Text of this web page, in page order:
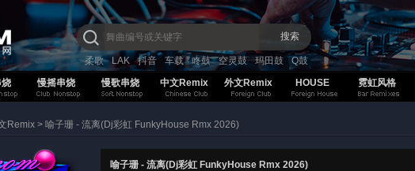
搜索
柔歌 LAK 抖音 车载 咚鼓 空灵鼓 玛田鼓 Q鼓
慢摇串烧 慢歌串烧 中文Remix 外文Remix HOUSE 霓虹风格
Remix > 喻子珊 - 流离(Dj彩虹 FunkyHouse Rmx 2026)
喻子珊 - 流离(Dj彩虹 FunkyHouse Rmx 2026)